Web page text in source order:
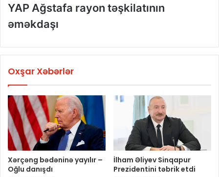
YAP Ağstafa rayon təşkilatının
əməkdaşı
Oxşar Xəbərlər
Xərçəng bədəninə yayılır –
Oğlu danışdı
İlham Əliyev Sinqapur
Prezidentini təbrik etdi